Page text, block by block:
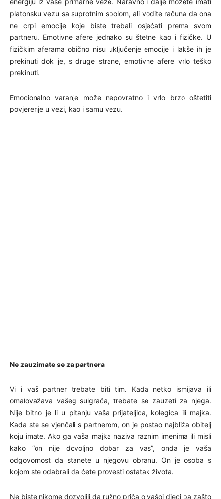
energiju iz vaše primarne veze. Naravno i dalje možete imati
platonsku vezu sa suprotnim spolom, ali vodite računa da ona
ne crpi emocije koje biste trebali osjećati prema svom
partneru. Emotivne afere jednako su štetne kao i fizičke. U
fizičkim aferama obično nisu uključenje emocije i lakše ih je
prekinuti dok je, s druge strane, emotivne afere vrlo teško
prekinuti.
Emocionalno varanje može nepovratno i vrlo brzo oštetiti
povjerenje u vezi, kao i samu vezu.
Ne zauzimate se za partnera
Vi i vaš partner trebate biti tim. Kada netko ismijava ili
omalovažava vašeg suigrača, trebate se zauzeti za njega.
Nije bitno je li u pitanju vaša prijateljica, kolegica ili majka.
Kada ste se vjenčali s partnerom, on je postao najbliža obitelj
koju imate. Ako ga vaša majka naziva raznim imenima ili misli
kako “on nije dovoljno dobar za vas”, onda je vaša
odgovornost da stanete u njegovu obranu. On je osoba s
kojom ste odabrali da ćete provesti ostatak života.
Ne biste nikome dozvolili da ružno priča o vašoj djeci pa zašto